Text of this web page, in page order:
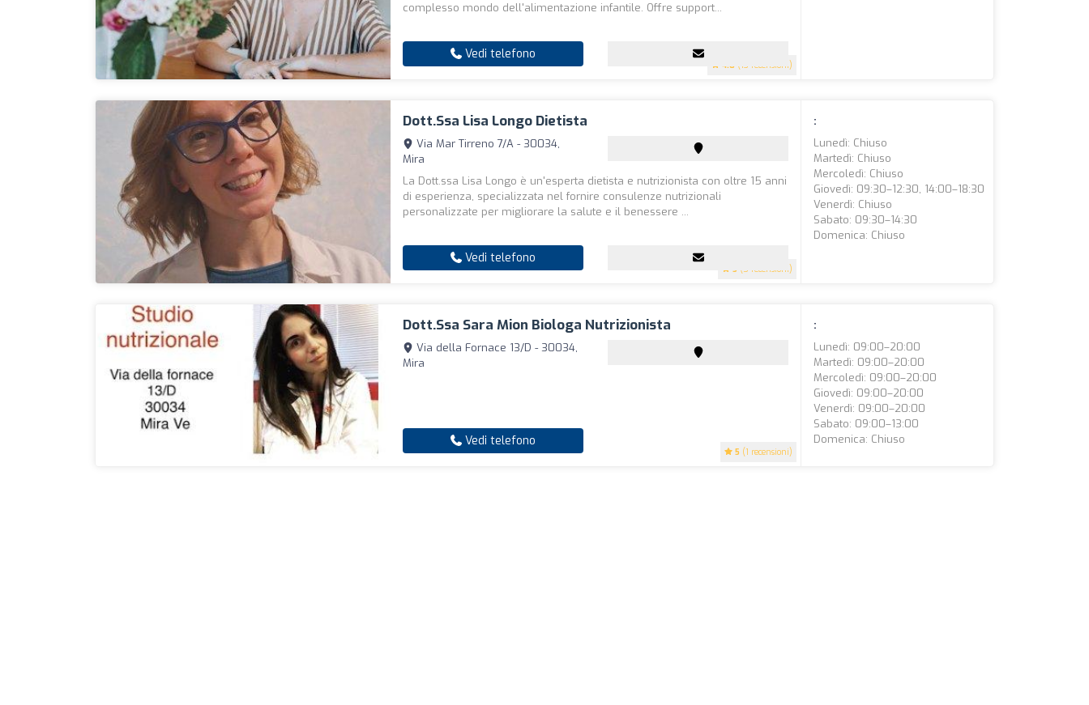
4.8 (13 recensioni)
complesso mondo dell'alimentazione infantile. Offre support...
Vedi telefono
Dott.ssa Lisa Longo Dietista
5 (5 recensioni)
Via Mar Tirreno 7/A - 30034,
Mira
La Dott.ssa Lisa Longo è un'esperta dietista e nutrizionista con oltre 15 anni
di esperienza, specializzata nel fornire consulenze nutrizionali
personalizzate per migliorare la salute e il benessere ...
Vedi telefono
:
Lunedì: Chiuso
Martedì: Chiuso
Mercoledì: Chiuso
Giovedì: 09:30–12:30, 14:00–18:30
Venerdì: Chiuso
Sabato: 09:30–14:30
Domenica: Chiuso
Dott.ssa Sara Mion Biologa Nutrizionista
5 (1 recensioni)
Via della Fornace 13/D - 30034,
Mira
Vedi telefono
:
Lunedì: 09:00–20:00
Martedì: 09:00–20:00
Mercoledì: 09:00–20:00
Giovedì: 09:00–20:00
Venerdì: 09:00–20:00
Sabato: 09:00–13:00
Domenica: Chiuso